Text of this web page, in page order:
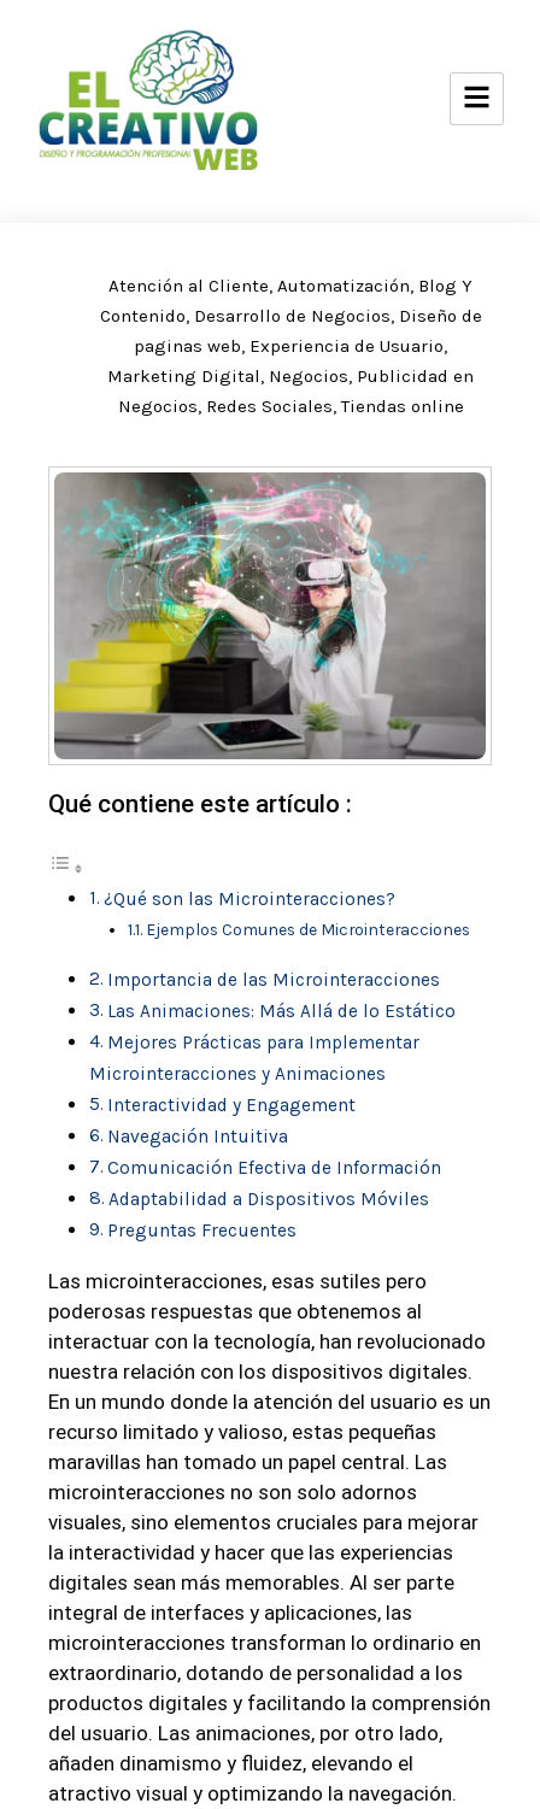
contenido
Atención al Cliente Automatización Blog Y
Contenido Desarrollo de Negocios Diseño de
paginas web Experiencia de Usuario
Marketing Digital Negocios Publicidad en
Negocios Redes Sociales ,Tiendas online
Qué contiene este artículo :
¿Qué son las Microinteracciones?
Ejemplos Comunes de Microinteracciones
Importancia de las Microinteracciones
Las Animaciones: Más Allá de lo Estático
Mejores Prácticas para Implementar
Microinteracciones y Animaciones
Interactividad y Engagement
Navegación Intuitiva
Comunicación Efectiva de Información
Adaptabilidad a Dispositivos Móviles
Preguntas Frecuentes
Las microinteracciones, esas sutiles pero
poderosas respuestas que obtenemos al
interactuar con la tecnología, han revolucionado
nuestra relación con los dispositivos digitales.
En un mundo donde la atención del usuario es un
recurso limitado y valioso, estas pequeñas
maravillas han tomado un papel central. Las
microinteracciones no son solo adornos
visuales, sino elementos cruciales para mejorar
la interactividad y hacer que las experiencias
digitales sean más memorables. Al ser parte
integral de interfaces y aplicaciones, las
microinteracciones transforman lo ordinario en
extraordinario, dotando de personalidad a los
productos digitales y facilitando la comprensión
del usuario. Las animaciones, por otro lado,
añaden dinamismo y fluidez, elevando el
atractivo visual y optimizando la navegación.